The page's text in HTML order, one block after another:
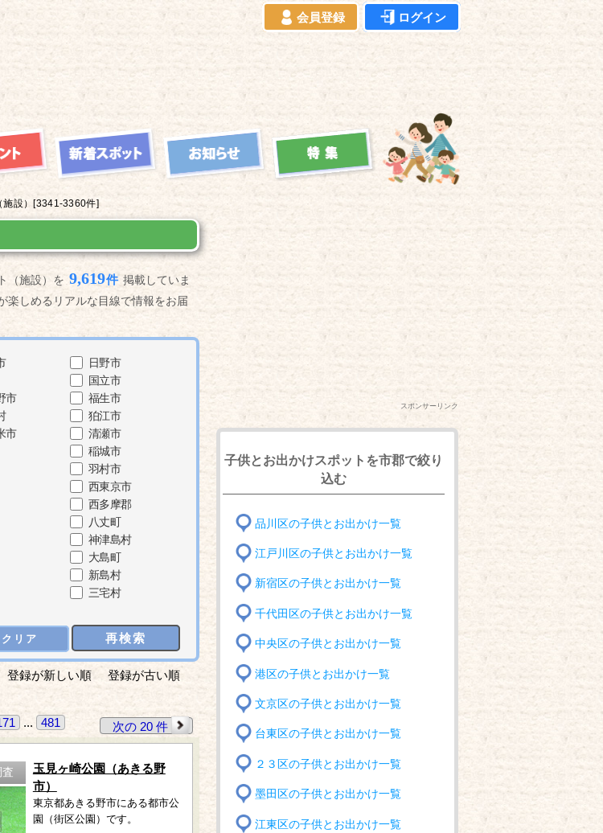
会員登録 ログイン
設） [3341-3360件]
（施設）を 9,619件 掲載していま
楽しめるリアルな目線で情報をお届
市
市
日野市
国立市
福生市
狛江市
清瀬市
稲城市
羽村市
西東京市
西多摩郡
八丈町
神津島村
大島町
新島村
三宅村
クリア 再検索
登録が新しい順 登録が古い順
... 481 次の 20 件
玉見ヶ崎公園（あきる野
市）
東京都あきる野市にある都市公
園（街区公園）です。
スポンサーリンク
子供とお出かけスポットを市郡で絞り
込む
品川区の子供とお出かけ一覧
江戸川区の子供とお出かけ一覧
新宿区の子供とお出かけ一覧
千代田区の子供とお出かけ一覧
中央区の子供とお出かけ一覧
港区の子供とお出かけ一覧
文京区の子供とお出かけ一覧
台東区の子供とお出かけ一覧
２３区の子供とお出かけ一覧
墨田区の子供とお出かけ一覧
江東区の子供とお出かけ一覧